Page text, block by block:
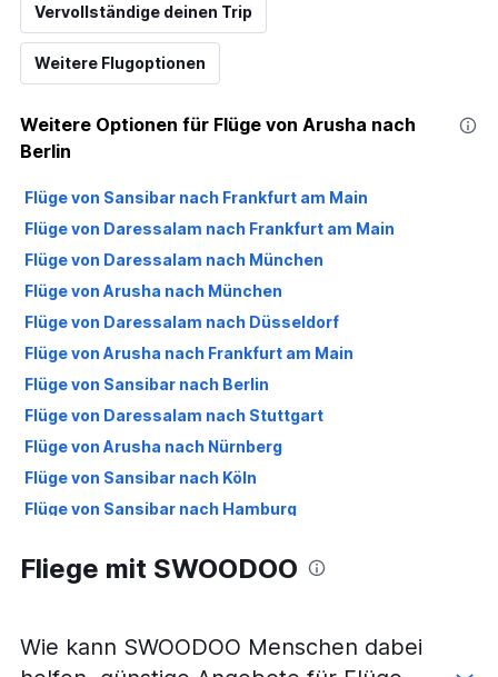
Vervollständige deinen Trip
Weitere Flugoptionen
Weitere Optionen für Flüge von Arusha nach
Berlin
Flüge von Sansibar nach Frankfurt am Main
Flüge von Daressalam nach Frankfurt am Main
Flüge von Daressalam nach München
Flüge von Arusha nach München
Flüge von Daressalam nach Düsseldorf
Flüge von Arusha nach Frankfurt am Main
Flüge von Sansibar nach Berlin
Flüge von Daressalam nach Stuttgart
Flüge von Arusha nach Nürnberg
Flüge von Sansibar nach Köln
Flüge von Sansibar nach Hamburg
Flüge von Sansibar nach Nürnberg
Fliege mit SWOODOO
Wie kann SWOODOO Menschen dabei